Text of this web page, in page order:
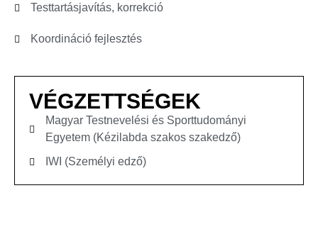
Testtartásjavítás, korrekció
Koordináció fejlesztés
VÉGZETTSÉGEK
Magyar Testnevelési és Sporttudományi
Egyetem (Kézilabda szakos szakedző)
IWI (Személyi edző)